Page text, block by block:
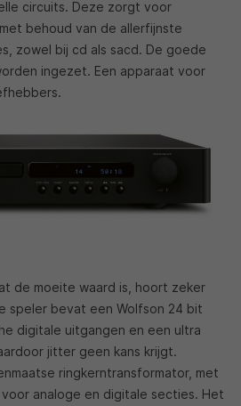
circuits. Deze zorgt voor
behoud van de allerfijnste
zowel bij cd als sacd. De goede
ingezet. Een apparaat voor
de moeite waard is, hoort zeker
speler bevat een Wolfson 24 bit
digitale uitgangen en een ultra
jitter geen kans krijgt.
ringkerntransformator, met
analoge en digitale secties. Het